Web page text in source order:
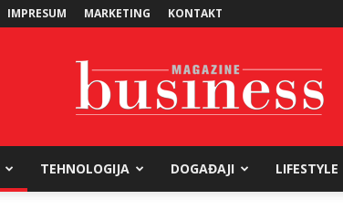
IMPRESUM MARKETING KONTAKT
TEHNOLOGIJA DOGAĐAJI LIFESTYLE